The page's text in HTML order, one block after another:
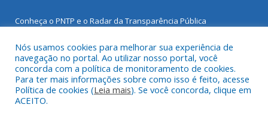
Conheça o PNTP e o Radar da Transparência Pública
Todos os direitos reservados a Prefeitura Municipal de Santarém
Novo.
Nós usamos cookies para melhorar sua experiência de
navegação no portal. Ao utilizar nosso portal, você
concorda com a política de monitoramento de cookies.
Para ter mais informações sobre como isso é feito, acesse
Política de cookies (Leia mais). Se você concorda, clique em
ACEITO.